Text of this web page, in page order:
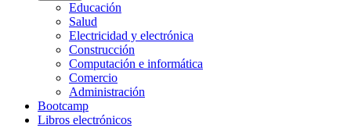
Educación
Salud
Electricidad y electrónica
Construcción
Computación e informática
Comercio
Administración
Bootcamp
Libros electrónicos